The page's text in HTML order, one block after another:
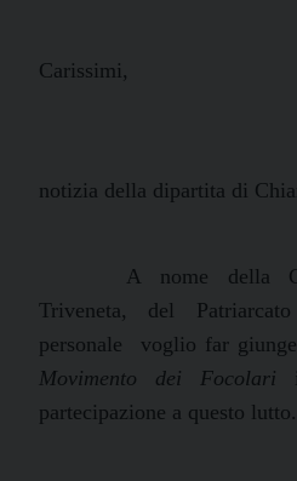
Carissimi,
notizia della dipartita di
A nome della
Triveneta, del
personale
voglio far
Movimento dei Focolari
partecipazione a questo lutto.